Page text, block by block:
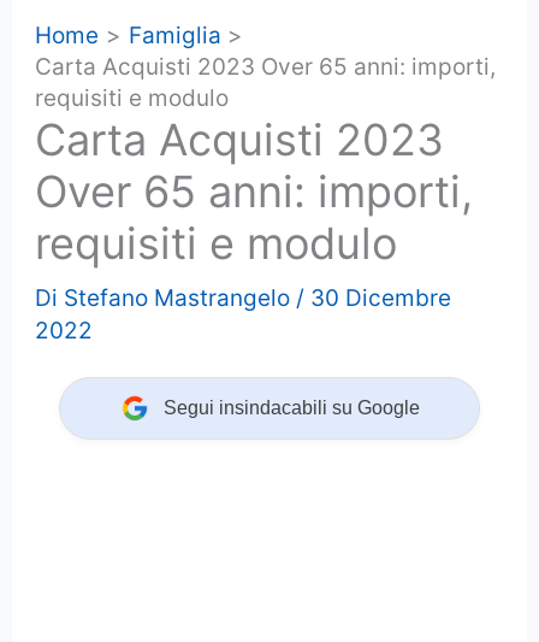
Home
Famiglia
Carta Acquisti 2023 Over 65 anni: importi,
requisiti e modulo
Carta Acquisti 2023
Over 65 anni: importi,
requisiti e modulo
Di Stefano Mastrangelo / 30 Dicembre
2022
Segui insindacabili su Google